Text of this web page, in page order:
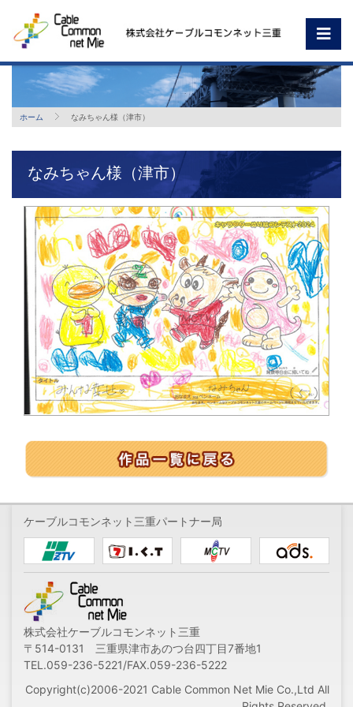
ホーム なみちゃん様（津市）
なみちゃん様（津市）
ケーブルコモンネット三重パートナー局
株式会社ケーブルコモンネット三重
〒514-0131 三重県津市あのつ台四丁目7番地1
TEL.059-236-5221/FAX.059-236-5222
Copyright(c)2006-2021 Cable Common Net Mie Co.,Ltd All